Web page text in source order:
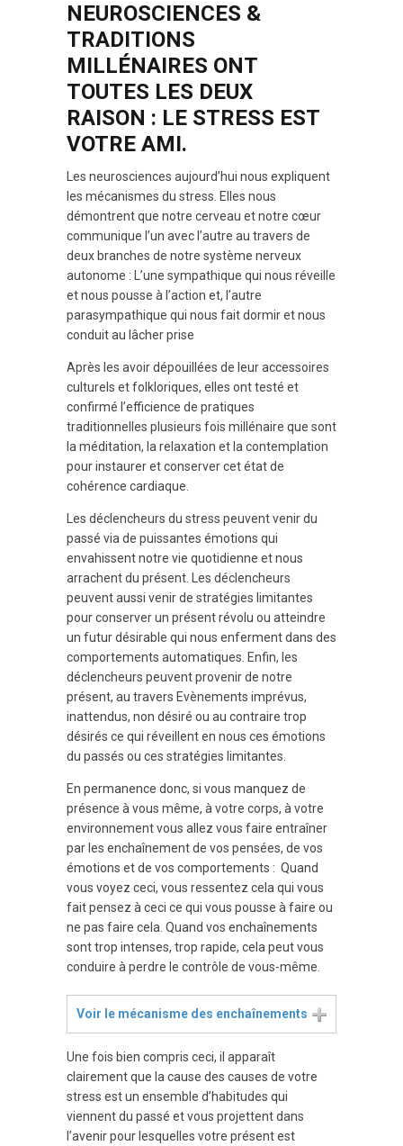
NEUROSCIENCES &
TRADITIONS
MILLÉNAIRES ONT
TOUTES LES DEUX
RAISON : LE STRESS EST
VOTRE AMI.
Les neurosciences aujourd’hui nous expliquent
les mécanismes du stress. Elles nous
démontrent que notre cerveau et notre cœur
communique l’un avec l’autre au travers de
deux branches de notre système nerveux
autonome : L’une sympathique qui nous réveille
et nous pousse à l’action et, l’autre
parasympathique qui nous fait dormir et nous
conduit au lâcher prise
Après les avoir dépouillées de leur accessoires
culturels et folkloriques, elles ont testé et
confirmé l’efficience de pratiques
traditionnelles plusieurs fois millénaire que sont
la méditation, la relaxation et la contemplation
pour instaurer et conserver cet état de
cohérence cardiaque.
Les déclencheurs du stress peuvent venir du
passé via de puissantes émotions qui
envahissent notre vie quotidienne et nous
arrachent du présent. Les déclencheurs
peuvent aussi venir de stratégies limitantes
pour conserver un présent révolu ou atteindre
un futur désirable qui nous enferment dans des
comportements automatiques. Enfin, les
déclencheurs peuvent provenir de notre
présent, au travers Evènements imprévus,
inattendus, non désiré ou au contraire trop
désirés ce qui réveillent en nous ces émotions
du passés ou ces stratégies limitantes.
En permanence donc, si vous manquez de
présence à vous même, à votre corps, à votre
environnement vous allez vous faire entraîner
par les enchaînement de vos pensées, de vos
émotions et de vos comportements : Quand
vous voyez ceci, vous ressentez cela qui vous
fait pensez à ceci ce qui vous pousse à faire ou
ne pas faire cela. Quand vos enchaînements
sont trop intenses, trop rapide, cela peut vous
conduire à perdre le contrôle de vous-même.
Voir le mécanisme des enchaînements
Une fois bien compris ceci, il apparaît
clairement que la cause des causes de votre
stress est un ensemble d’habitudes qui
viennent du passé et vous projettent dans
l’avenir pour lesquelles votre présent est